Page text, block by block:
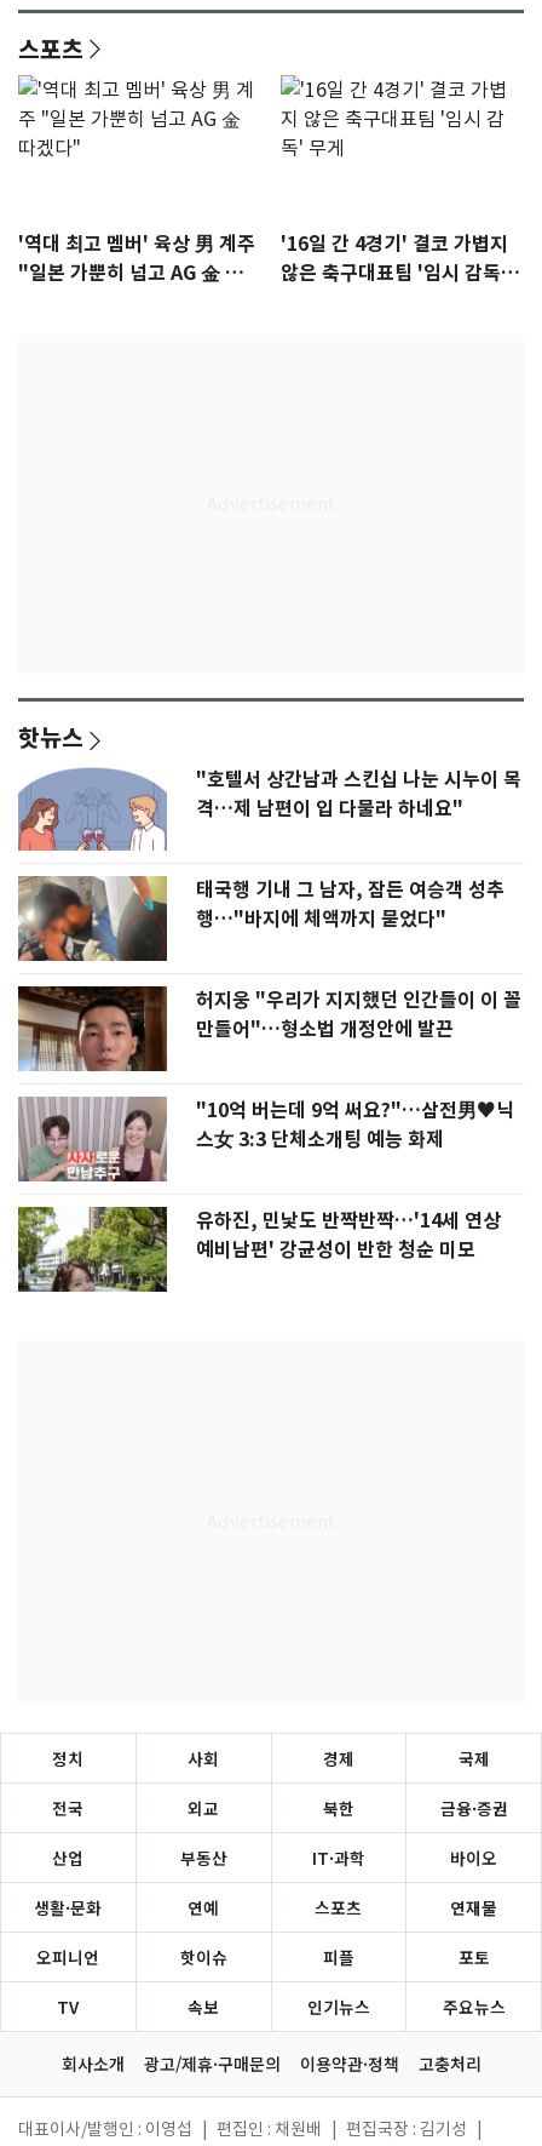
스포츠
'역대 최고 멤버' 육상 男 계주
"일본 가뿐히 넘고 AG 金 따겠
'16일 간 4경기' 결코 가볍지
않은 축구대표팀 '임시 감독'
핫뉴스
"호텔서 상간남과 스킨십 나눈 시누이 목
격…제 남편이 입 다물라 하네요"
태국행 기내 그 남자, 잠든 여승객 성추
행…"바지에 체액까지 묻었다"
허지웅 "우리가 지지했던 인간들이 이 꼴
만들어"…형소법 개정안에 발끈
"10억 버는데 9억 써요?"…삼전男♥닉
스女 3:3 단체소개팅 예능 화제
유하진, 민낯도 반짝반짝…'14세 연상
예비남편' 강균성이 반한 청순 미모
정치 사회 경제 국제
전국 외교 북한 금융·증권
산업 부동산 IT·과학 바이오
생활·문화 연예 스포츠 연재물
오피니언 핫이슈 피플 포토
TV 속보 인기뉴스 주요뉴스
회사소개 광고/제휴·구매문의 이용약관·정책 고충처리
대표이사/발행인 : 이영섭 편집인 : 채원배 편집국장 : 김기성